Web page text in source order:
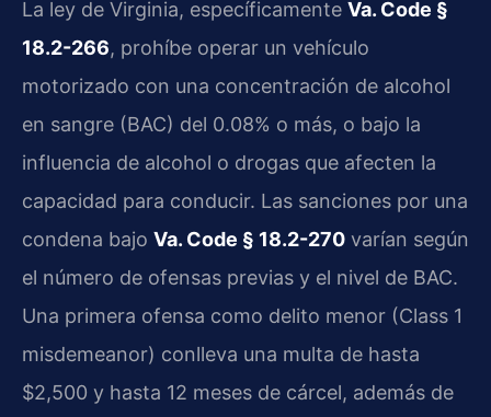
La ley de Virginia, específicamente Va. Code §
18.2-266, prohíbe operar un vehículo
motorizado con una concentración de alcohol
en sangre (BAC) del 0.08% o más, o bajo la
influencia de alcohol o drogas que afecten la
capacidad para conducir. Las sanciones por una
condena bajo Va. Code § 18.2-270 varían según
el número de ofensas previas y el nivel de BAC.
Una primera ofensa como delito menor (Class 1
misdemeanor) conlleva una multa de hasta
$2,500 y hasta 12 meses de cárcel, además de